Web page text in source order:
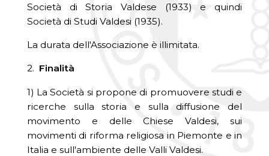
Società di Storia Valdese (1933) e quindi
Società di Studi Valdesi (1935).
La durata dell'Associazione è illimitata.
2. Finalità
1) La Società si propone di promuovere studi e
ricerche sulla storia e sulla diffusione del
movimento e delle Chiese Valdesi, sui
movimenti di riforma religiosa in Piemonte e in
Italia e sull'ambiente delle Valli Valdesi.